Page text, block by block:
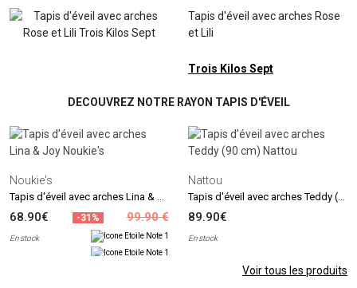
Tapis d'éveil avec arches Rose
et Lili
Trois Kilos Sept
DECOUVREZ NOTRE RAYON TAPIS D'ÉVEIL
Noukie's
68.90€ -31% 99.90 €
En stock
Nattou
89.90€
En stock
Voir tous les produits